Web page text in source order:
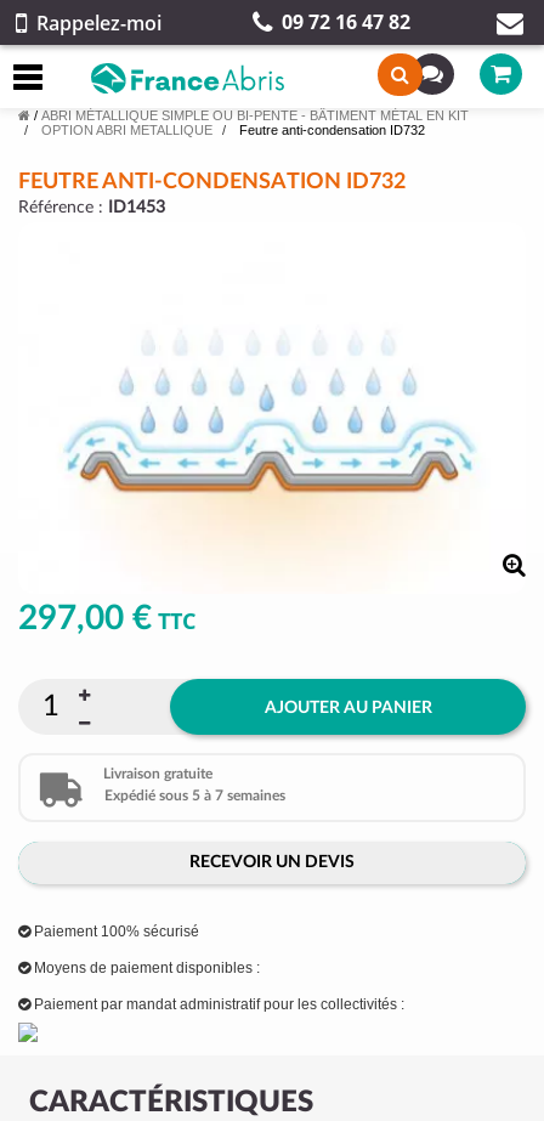
Rappelez-moi 09 72 16 47 82
/ ABRI MÉTALLIQUE SIMPLE OU BI-PENTE - BÂTIMENT MÉTAL EN KIT
OPTION ABRI METALLIQUE
Feutre anti-condensation ID732
FEUTRE ANTI-CONDENSATION ID732
Référence : ID1453
CARACTÉRISTIQUES
297,00 € TTC
AJOUTER AU PANIER
Livraison gratuite
Expédié sous 5 à 7 semaines
RECEVOIR UN DEVIS
Paiement 100% sécurisé
Moyens de paiement disponibles :
Paiement par mandat administratif pour les collectivités :